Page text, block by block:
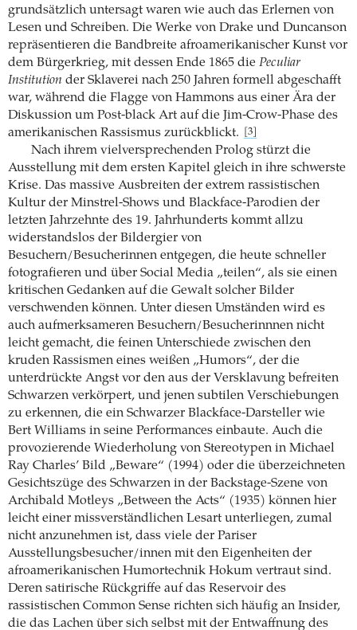
grundsätzlich untersagt waren wie auch das Erlernen von
Lesen und Schreiben. Die Werke von Drake und Duncanson
repräsentieren die Bandbreite afroamerikanischer Kunst vor
dem Bürgerkrieg, mit dessen Ende 1865 die Peculiar
Institution der Sklaverei nach 250 Jahren formell abgeschafft
war, während die Flagge von Hammons aus einer Ära der
Diskussion um Post-black Art auf die Jim-Crow-Phase des
amerikanischen Rassismus zurückblickt.
[3]
Nach ihrem vielversprechenden Prolog stürzt die
Ausstellung mit dem ersten Kapitel gleich in ihre schwerste
Krise. Das massive Ausbreiten der extrem rassistischen
Kultur der Minstrel-Shows und Blackface-Parodien der
letzten Jahrzehnte des 19. Jahrhunderts kommt allzu
widerstandslos der Bildergier von
Besuchern/Besucherinnen entgegen, die heute schneller
fotografieren und über Social Media „teilen“, als sie einen
kritischen Gedanken auf die Gewalt solcher Bilder
verschwenden können. Unter diesen Umständen wird es
auch aufmerksameren Besuchern/Besucherinnnen nicht
leicht gemacht, die feinen Unterschiede zwischen den
kruden Rassismen eines weißen „Humors“, der die
unterdrückte Angst vor den aus der Versklavung befreiten
Schwarzen verkörpert, und jenen subtilen Verschiebungen
zu erkennen, die ein Schwarzer Blackface-Darsteller wie
Bert Williams in seine Performances einbaute. Auch die
provozierende Wiederholung von Stereotypen in Michael
Ray Charles’ Bild „Beware“ (1994) oder die überzeichneten
Gesichtszüge des Schwarzen in der Backstage-Szene von
Archibald Motleys „Between the Acts“ (1935) können hier
leicht einer missverständlichen Lesart unterliegen, zumal
nicht anzunehmen ist, dass viele der Pariser
Ausstellungsbesucher/innen mit den Eigenheiten der
afroamerikanischen Humortechnik Hokum vertraut sind.
Deren satirische Rückgriffe auf das Reservoir des
rassistischen Common Sense richten sich häufig an Insider,
die das Lachen über sich selbst mit der Entwaffnung des